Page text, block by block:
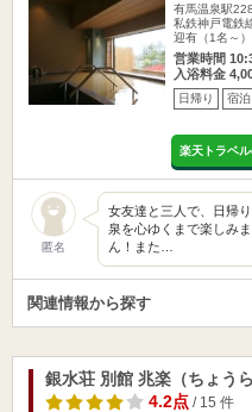
有馬温泉駅
私鉄神戸電
迎有（1名～
営業時間
入浴料金
日帰り 宿泊
楽天トラベ
匿名
女友達と三人で、日帰
泉を心ゆくまで楽しみ
ん！また…
関連情報から探す
銀水荘 別館 兆楽（ちょうら
4.2点/ 15 件